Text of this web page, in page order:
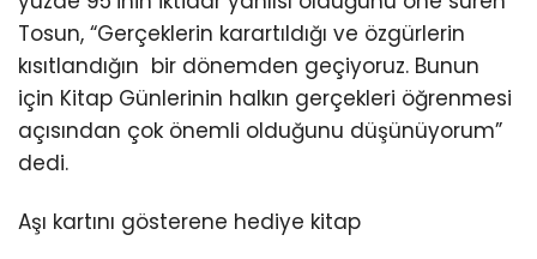
Tosun, “Gerçeklerin karartıldığı ve özgürlerin
kısıtlandığın bir dönemden geçiyoruz. Bunun
için Kitap Günlerinin halkın gerçekleri öğrenmesi
açısından çok önemli olduğunu düşünüyorum”
dedi.
Aşı kartını gösterene hediye kitap